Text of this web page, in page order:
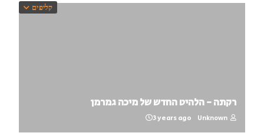
קליפים
רקתה - הלהיט החדש של מיכה גמרמן
Unknown
3 years ago